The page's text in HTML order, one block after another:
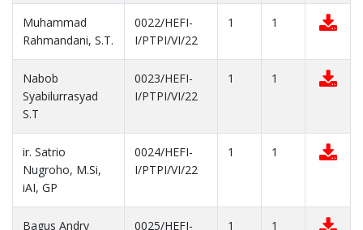
Muhammad
Rahmandani, S.T.
0022/HEFI-
I/PTPI/VI/22
1 1
Nabob
Syabilurrasyad
S.T
0023/HEFI-
I/PTPI/VI/22
1 1
ir. Satrio
Nugroho, M.Si,
iAI, GP
0024/HEFI-
I/PTPI/VI/22
1 1
Bagus Andry
0025/HEFI-
1 1